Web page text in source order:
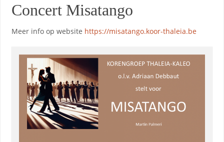
Concert Misatango
Meer info op website https://misatango.koor-thaleia.be